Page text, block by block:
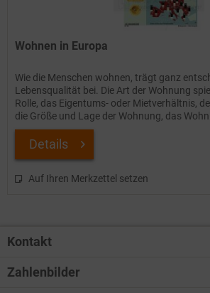
Wohnen in Europa
Wie die Menschen wohnen, trägt ganz
Lebensqualität bei. Die Art der Wohnung
Rolle, das Eigentums- oder Mietverhältnis,
die Größe und Lage der Wohnung, das
Details
Auf Ihren Merkzettel setzen
Kontakt
Zahlenbilder